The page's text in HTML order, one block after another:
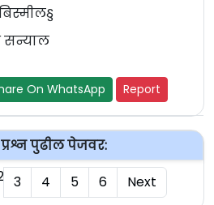
सन्याल
On WhatsApp Report
पुढील पेजवर:
3 4 5 6 Next